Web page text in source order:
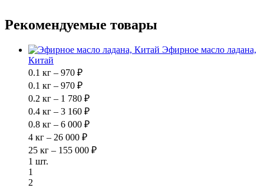
Рекомендуемые товары
Эфирное масло ладана,
Китай
0.1 кг – 970 ₽
0.1 кг – 970 ₽
0.2 кг – 1 780 ₽
0.4 кг – 3 160 ₽
0.8 кг – 6 000 ₽
4 кг – 26 000 ₽
25 кг – 155 000 ₽
1 шт.
1
2